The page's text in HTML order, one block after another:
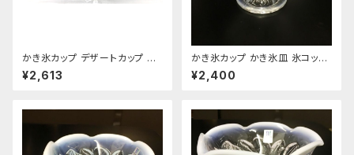
かき氷カップ デザートカップ パ
フェ・サンデーグラス ラグーン
琉球ガラス おすすめ
¥2,613
かき氷カップ かき氷皿 氷コップ
デザートカップ、アイスクリーム
カップ 氷彩 色：クリア 東洋佐々
¥2,400